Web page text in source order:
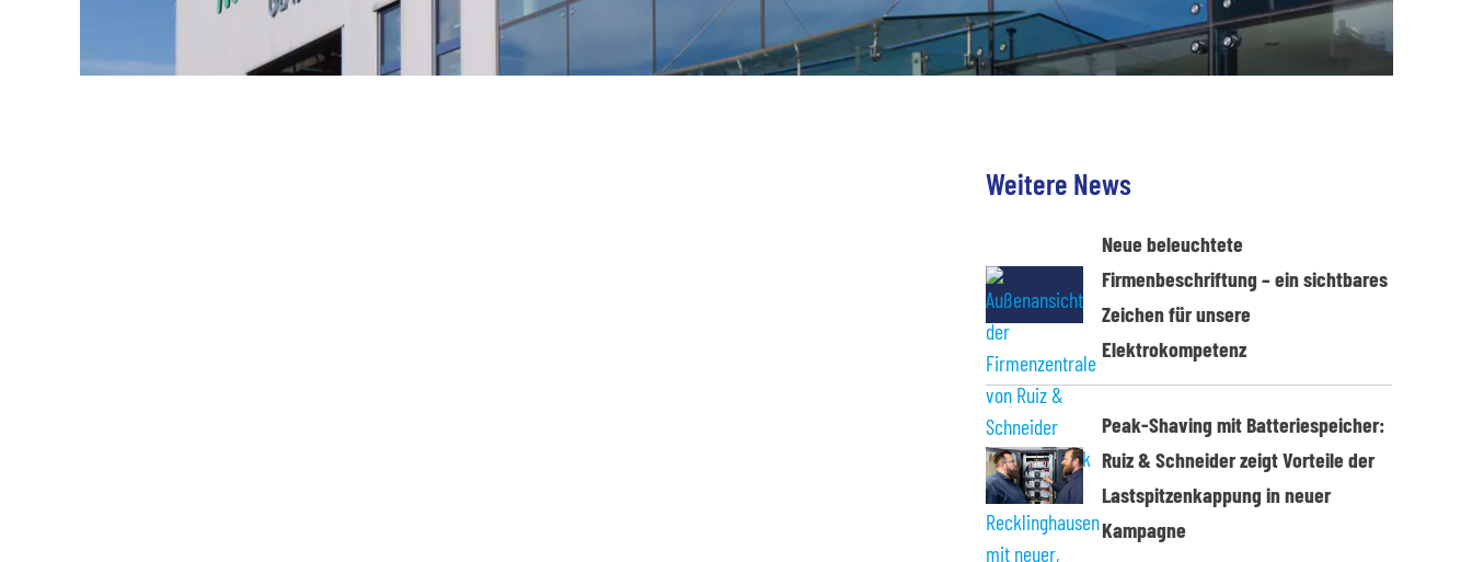
Weitere News
Neue beleuchtete
Firmenbeschriftung – ein sichtbares
Zeichen für unsere
Elektrokompetenz
Peak-Shaving mit Batteriespeicher:
Ruiz & Schneider zeigt Vorteile der
Lastspitzenkappung in neuer
Kampagne